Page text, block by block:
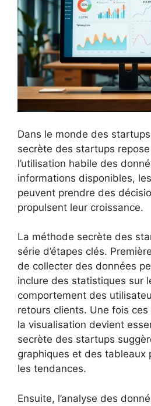
Dans le monde des
secrète des startups
l’utilisation habile des
informations disponibles,
peuvent prendre des
propulsent leur croissance.
La méthode secrète des
série d’étapes clés.
de collecter des données
inclure des statistiques sur
comportement des
retours clients. Une fois
la visualisation devient
secrète des startups
graphiques et des tableaux
les tendances.
Ensuite, l’analyse des